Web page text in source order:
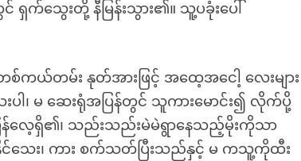
ရှက်သွေးတို့ နီမြန်းသွား၏။ သူ့ပခုံးပေါ်
ကယ်တမ်း နုတ်အားဖြင့် အထေ့အငေါ့ လေးများ
ါ၊ မ ဆေးရုံအပြန်တွင် သူကားမောင်း၍ လိုက်ပို့
ြန်လေ့ရှိ၏၊ သည်းသည်းမဲမဲရွာနေသည့်မိုးကိုသာ
သေး၊ ကား စက်သတ်ပြီးသည်နှင့် မ ကသူ့ကိုထီး